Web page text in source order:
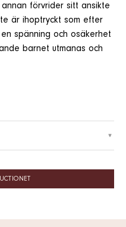
förvrider sitt ansikte
är ihoptryckt som efter
spänning och osäkerhet
barnet utmanas och